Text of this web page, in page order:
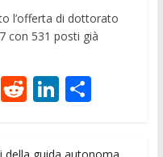
l’offerta di dottorato
con 531 posti già
ss
R Li C